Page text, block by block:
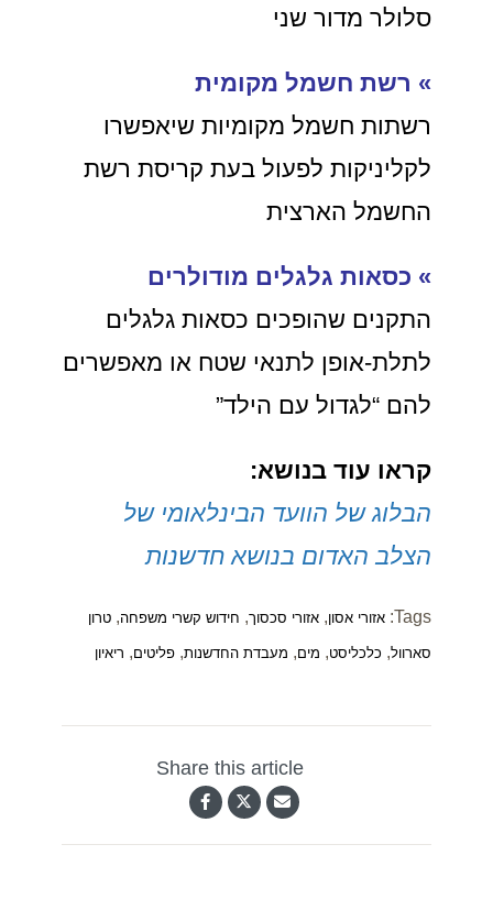
סלולר מדור שני
» רשת חשמל מקומית
רשתות חשמל מקומיות שיאפשרו
לקליניקות לפעול בעת קריסת רשת
החשמל הארצית
» כסאות גלגלים מודולרים
התקנים שהופכים כסאות גלגלים
לתלת-אופן לתנאי שטח או מאפשרים
להם “לגדול עם הילד”
קראו עוד בנושא:
הבלוג של הוועד הבינלאומי של
הצלב האדום בנושא חדשנות
Tags: אזורי אסון, אזורי סכסוך, חידוש קשרי משפחה, טרון
סארוול, כלכליסט, מים, מעבדת החדשנות, פליטים, ריאיון
Share this article